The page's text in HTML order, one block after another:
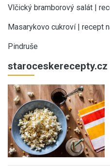
Vlčický bramborový salát |
Masarykovo cukroví | recept
Pindruše
staroceskerecepty.cz